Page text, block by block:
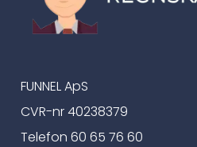
FUNNEL ApS
CVR-nr 40238379
Telefon 60 65 76 60